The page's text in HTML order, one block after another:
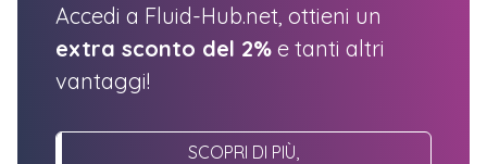
Accedi a Fluid-Hub.net, ottieni un
extra sconto del 2% e tanti altri
vantaggi!
SCOPRI DI PIÙ,